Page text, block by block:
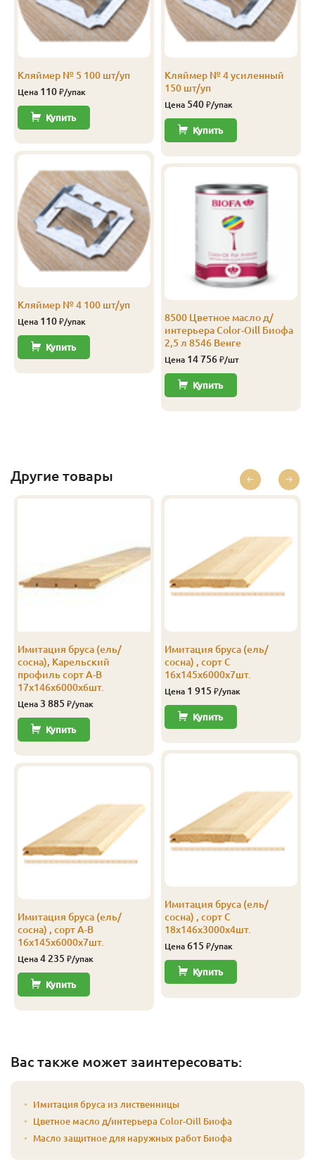
Кляймер № 5 100 шт/уп
Цена 110 ₽/упак
Купить
Кляймер № 4 100 шт/уп
Цена 110 ₽/упак
Купить
Кляймер № 4 усиленный
150 шт/уп
Цена 540 ₽/упак
Купить
8500 Цветное масло д/
интерьера Color-Oill Биофа
2,5 л 8546 Венге
Цена 14 756 ₽/шт
Купить
Другие товары
Имитация бруса (ель/
сосна), Карельский
профиль сорт А-В
17х146х6000х6шт.
Цена 3 885 ₽/упак
Купить
Имитация бруса (ель/
сосна) , сорт А-В
16х145х6000х7шт.
Цена 4 235 ₽/упак
Купить
Имитация бруса (ель/
сосна) , сорт С
16х145х6000х7шт.
Цена 1 915 ₽/упак
Купить
Имитация бруса (ель/
сосна) , сорт C
18х146х3000х4шт.
Цена 615 ₽/упак
Купить
Вас также может заинтересовать:
Имитация бруса из лиственницы
Цветное масло д/интерьера Color-Oill Биофа
Масло защитное для наружных работ Биофа